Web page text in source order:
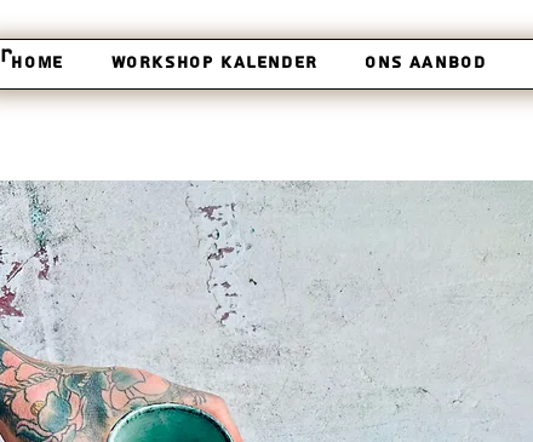
Home Workshop Kalender Ons aanbod